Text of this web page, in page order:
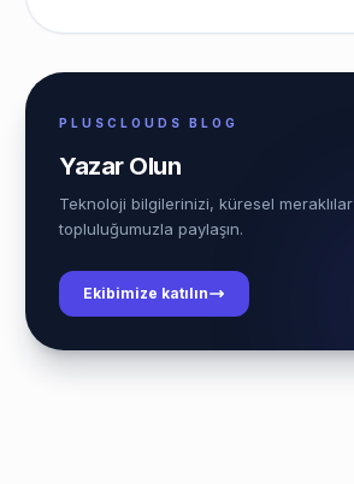
PLUSCLOUDS BLOG
Yazar Olun
Teknoloji bilgilerinizi, küresel meraklılar
topluluğumuzla paylaşın.
Ekibimize katılın